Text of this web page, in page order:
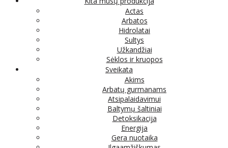
Actas
Arbatos
Hidrolatai
Sultys
Užkandžiai
Sėklos ir kruopos
Sveikata
Akims
Arbatų gurmanams
Atsipalaidavimui
Baltymų šaltiniai
Detoksikacija
Energija
Gera nuotaika